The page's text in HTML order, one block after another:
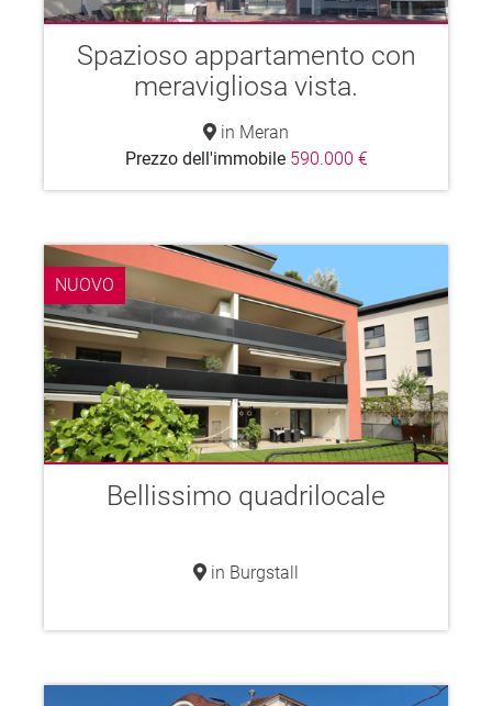
Spazioso appartamento con
meravigliosa vista.
in Meran
Prezzo dell'immobile 590.000 €
NUOVO
Bellissimo quadrilocale
in Burgstall